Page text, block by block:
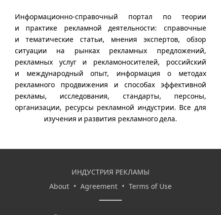
Информационно-справочный портал по теории
и практике рекламной деятельности: справочные
и тематические статьи, мнения экспертов, обзор
ситуации на рынках рекламных предложений,
рекламных услуг и рекламоносителей, российский
и международный опыт, информация о методах
рекламного продвижения и способах эффективной
рекламы, исследования, стандарты, персоны,
организации, ресурсы рекламной индустрии. Все для
изучения и развития рекламного дела.
ИНДУСТРИЯ РЕКЛАМЫ
About • Agreement • Terms of Use